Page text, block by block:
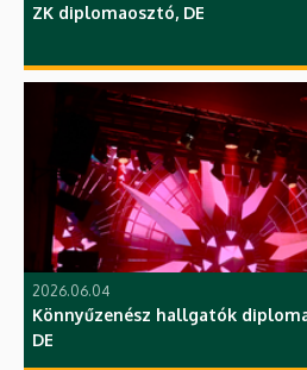
ZK diplomaosztó, DE
2026.06.04
Könnyűzenész hallgatók
DE